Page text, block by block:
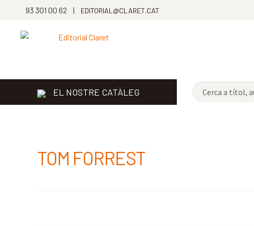
93 301 00 62 | EDITORIAL@CLARET.CAT
EL NOSTRE CATÀLEG
TOM FORREST